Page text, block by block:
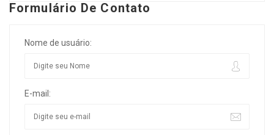
Formulário De Contato
Nome de usuário:
E-mail: